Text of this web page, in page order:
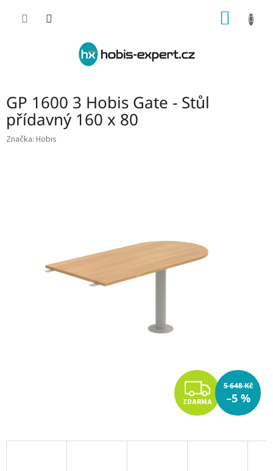
GP 1600 3 Hobis Gate - Stůl
přídavný 160 x 80
Značka: Hobis
Z
D
A
ZDARMA
5 648 Kč
–5 %